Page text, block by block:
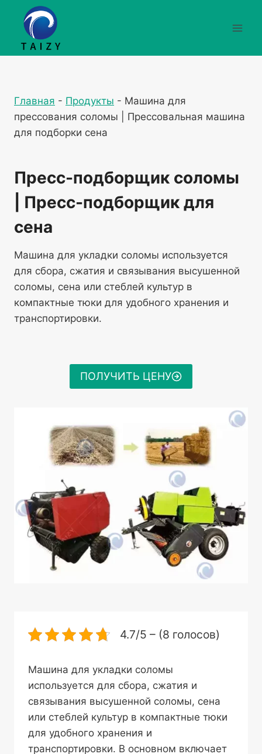
Перейти
содержимому
Главная - Продукты - Машина для
прессования соломы | Прессовальная машина
для подборки сена
Пресс-подборщик соломы
| Пресс-подборщик для
сена
Машина для укладки соломы используется
для сбора, сжатия и связывания высушенной
соломы, сена или стеблей культур в
компактные тюки для удобного хранения и
транспортировки.
ПОЛУЧИТЬ ЦЕНУ
4.7/5 – (8 голосов)
Машина для укладки соломы
используется для сбора, сжатия и
связывания высушенной соломы, сена
или стеблей культур в компактные тюки
для удобного хранения и
транспортировки. В основном включает